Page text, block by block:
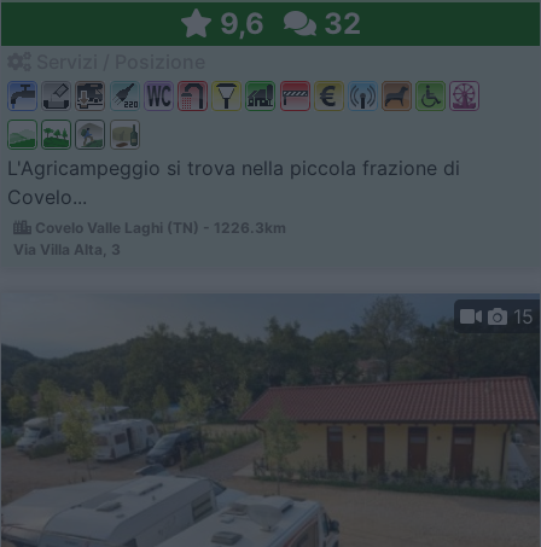
9,6 32
L'Agricampeggio si trova nella piccola frazione di
Covelo...
Covelo Valle Laghi (TN) - 1226.3km
Via Villa Alta, 3
15